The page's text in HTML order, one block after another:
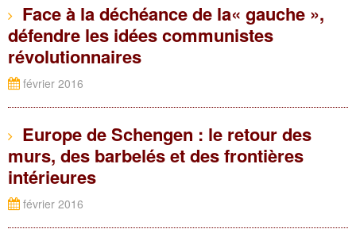
Face à la déchéance de la« gauche »,
défendre les idées communistes
révolutionnaires
février 2016
Europe de Schengen : le retour des
murs, des barbelés et des frontières
intérieures
février 2016